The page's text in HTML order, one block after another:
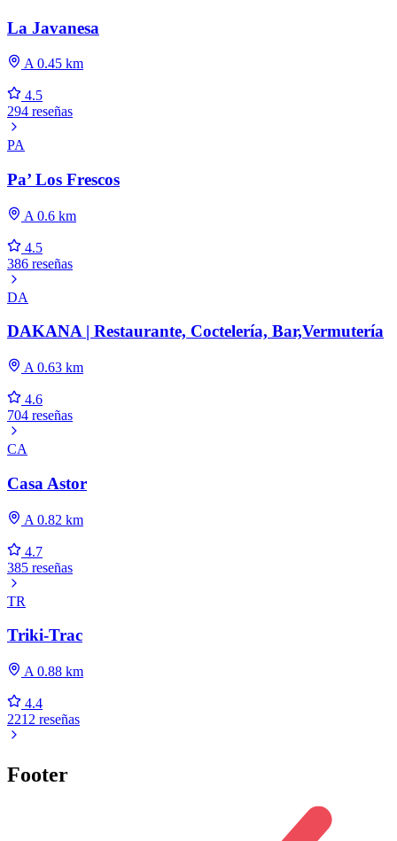
La Javanesa
A 0.45 km
4.5
294 reseñas
PA
Pa’ Los Frescos
A 0.6 km
4.5
386 reseñas
DA
DAKANA | Restaurante, Coctelería, Bar,Vermutería
A 0.63 km
4.6
704 reseñas
CA
Casa Astor
A 0.82 km
4.7
385 reseñas
TR
Triki-Trac
A 0.88 km
4.4
2212 reseñas
Footer